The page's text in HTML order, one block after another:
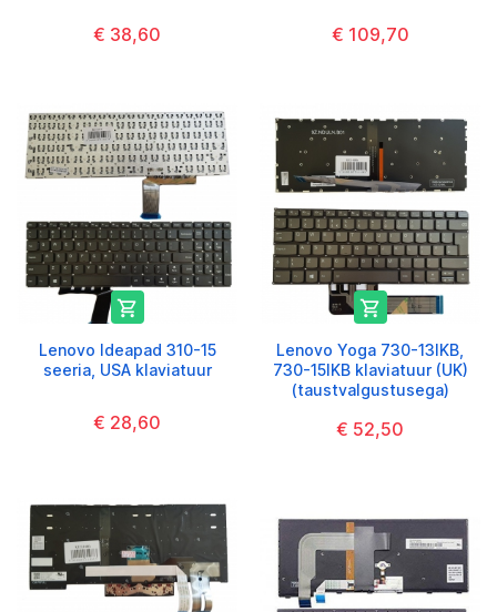
€ 38,60 € 109,70

Lenovo Ideapad 310-15
seeria, USA klaviatuur
€ 28,60

Lenovo Yoga 730-13IKB,
730-15IKB klaviatuur (UK)
(taustvalgustusega)
€ 52,50